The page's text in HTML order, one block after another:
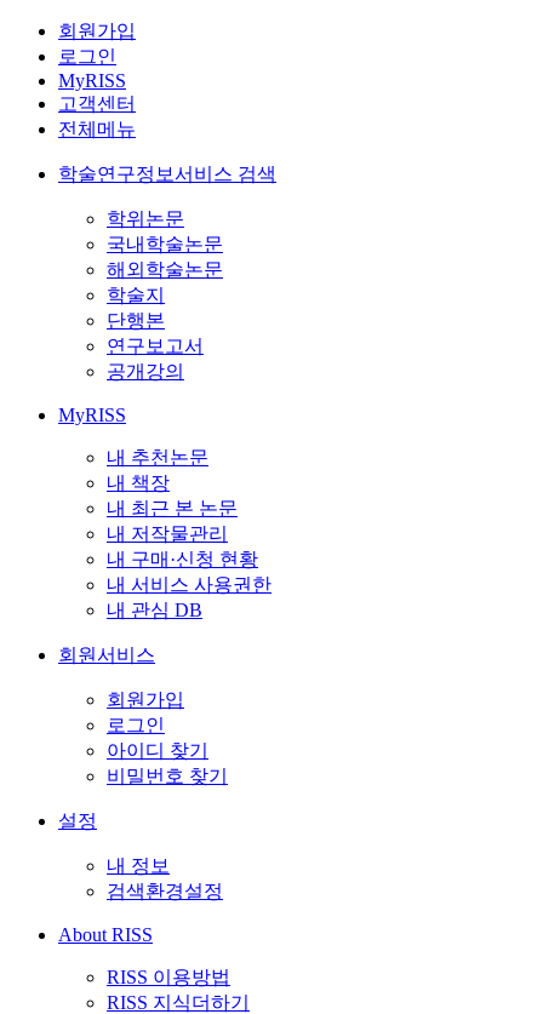
회원가입
로그인
MyRISS
고객센터
전체메뉴
학술연구정보서비스 검색
학위논문
국내학술논문
해외학술논문
학술지
단행본
연구보고서
공개강의
MyRISS
내 추천논문
내 책장
내 최근 본 논문
내 저작물관리
내 구매·신청 현황
내 서비스 사용권한
내 관심 DB
회원서비스
회원가입
로그인
아이디 찾기
비밀번호 찾기
설정
내 정보
검색환경설정
About RISS
RISS 이용방법
RISS 지식더하기